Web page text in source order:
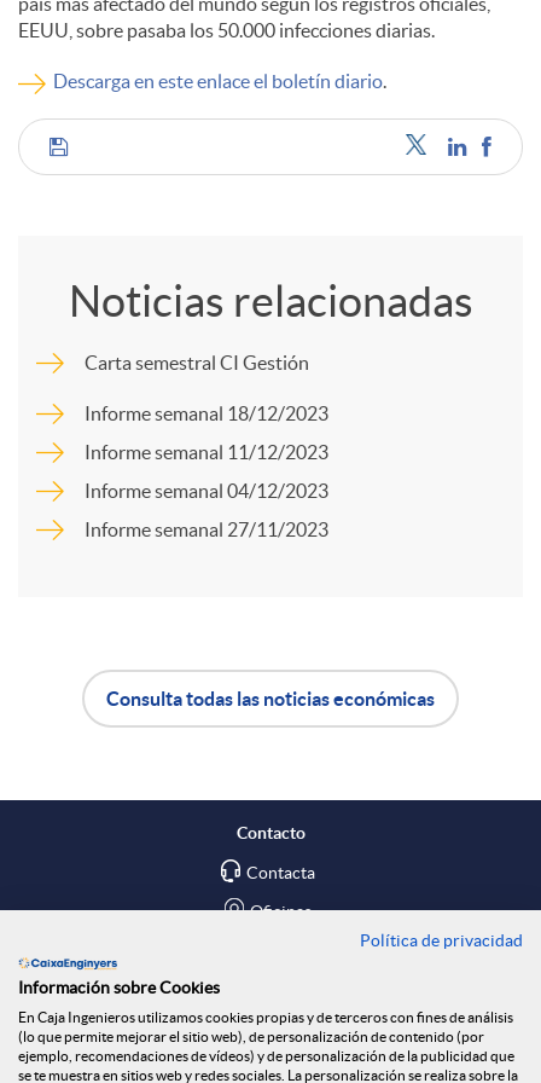
c
o
e
n
EEUU, sobre pasaba los 50.000 infecciones diarias.
Descarga en este enlace el boletín diario.
C
m
p
a
r
n
R
Noticias relacionadas
Carta semestral CI Gestión
Informe semanal 18/12/2023
Informe semanal 11/12/2023
Informe semanal 04/12/2023
Informe semanal 27/11/2023
p
i
c
o
ó
n
Consulta todas las noticias económicas
Contacto
Contacta
Oficinas
Blog
Social
Política de privacidad
Información sobre Cookies
En Caja Ingenieros utilizamos cookies propias y de terceros con fines de análisis
(lo que permite mejorar el sitio web), de personalización de contenido (por
ejemplo, recomendaciones de vídeos) y de personalización de la publicidad que
se te muestra en sitios web y redes sociales. La personalización se realiza sobre la